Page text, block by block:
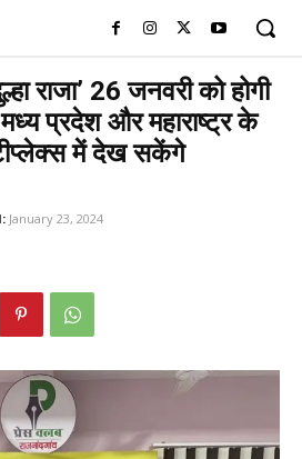
राजा’ 26 जनवरी को होगी
प्रदेश और महाराष्ट्र के
में देख सकेंगे
January 23, 2024